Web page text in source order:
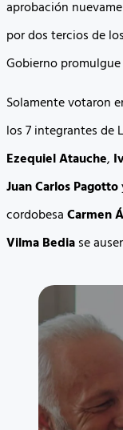
aprobación
por dos tercios de
Gobierno
Solamente votaron
los 7 integrantes de
Ezequiel Atauche,
Juan Carlos Pagotto
cordobesaCarmen
Vilma Bediase